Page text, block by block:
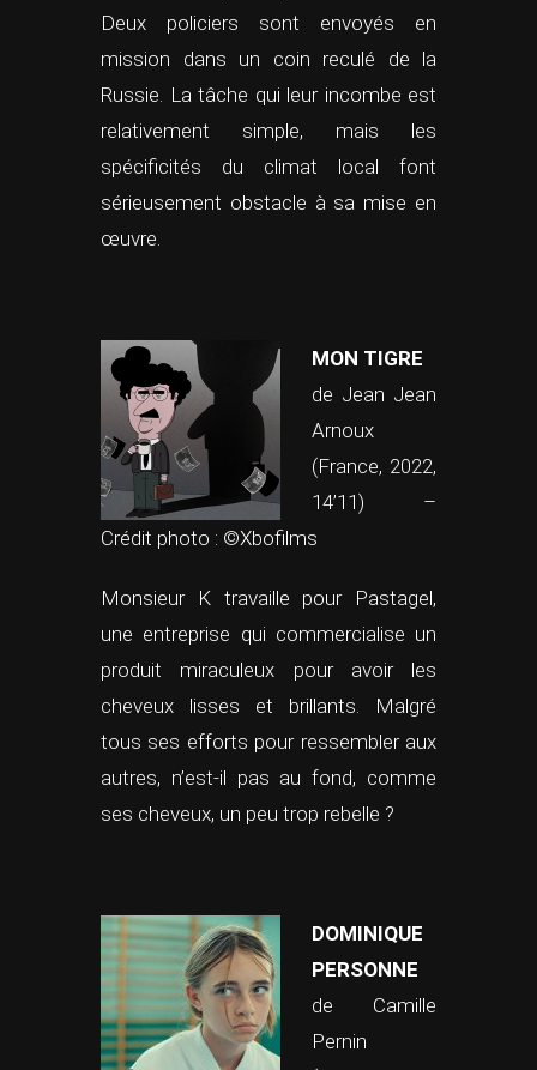
Deux policiers sont envoyés en
mission dans un coin reculé de la
Russie. La tâche qui leur incombe est
relativement simple, mais les
spécificités du climat local font
sérieusement obstacle à sa mise en
œuvre.
MON TIGRE
de Jean Jean
Arnoux
(France, 2022,
14’11) –
Crédit photo : ©Xbofilms
Monsieur K travaille pour Pastagel,
une entreprise qui commercialise un
produit miraculeux pour avoir les
cheveux lisses et brillants. Malgré
tous ses efforts pour ressembler aux
autres, n’est-il pas au fond, comme
ses cheveux, un peu trop rebelle ?
DOMINIQUE
PERSONNE
de Camille
Pernin